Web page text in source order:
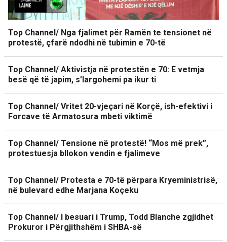
Top Channel/ Nga fjalimet për Ramën te tensionet në
protestë, çfarë ndodhi në tubimin e 70-të
Top Channel/ Aktivistja në protestën e 70: E vetmja
besë që të japim, s’largohemi pa ikur ti
Top Channel/ Vritet 20-vjeçari në Korçë, ish-efektivi i
Forcave të Armatosura mbeti viktimë
Top Channel/ Tensione në protestë! “Mos më prek”,
protestuesja bllokon vendin e fjalimeve
Top Channel/ Protesta e 70-të përpara Kryeministrisë,
në bulevard edhe Marjana Koçeku
Top Channel/ I besuari i Trump, Todd Blanche zgjidhet
Prokuror i Përgjithshëm i SHBA-së